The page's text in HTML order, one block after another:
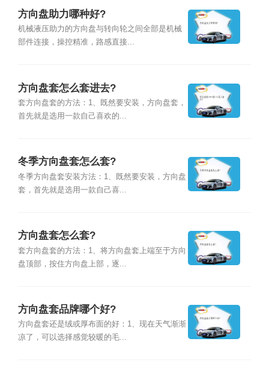
方向盘助力哪种好?
机械液压助力的方向盘与转向轮之间全部是机械
部件连接，操控精准，路感直接...
方向盘套怎么套进去?
套方向盘套的方法：1、既然要安装，方向盘套，
首先就是选用一款自己喜欢的...
冬季方向盘套怎么套?
冬季方向盘套安装方法：1、既然要安装，方向盘
套，首先就是选用一款自己喜...
方向盘套怎么套?
套方向盘套的方法：1、将方向盘套上端至于方向
盘顶部，按住方向盘上部，逐...
方向盘套品牌哪个好?
方向盘套还是绒或厚布面的好：1、现在天气渐渐
凉了，可以选择感觉较暖的毛...